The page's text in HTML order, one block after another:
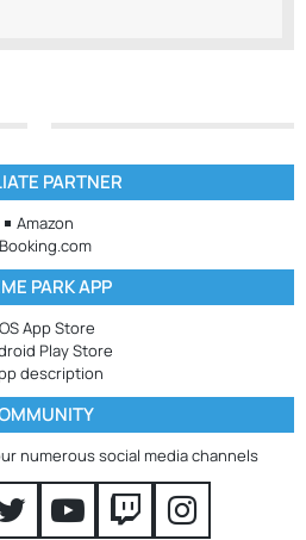
PARTNER
Amazon
Booking.com
PARK APP
App Store
Play Store
description
numerous social media channels